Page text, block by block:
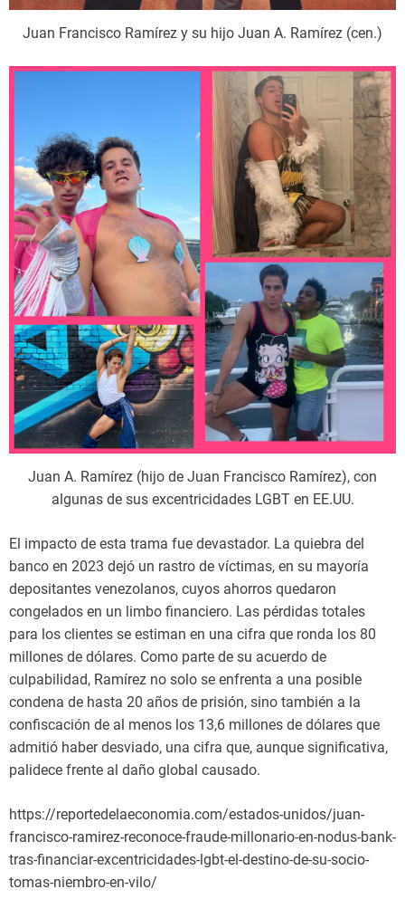
Juan Francisco Ramírez y su hijo Juan A. Ramírez (cen.)
Juan A. Ramírez (hijo de Juan Francisco Ramírez), con
algunas de sus excentricidades LGBT en EE.UU.
El impacto de esta trama fue devastador. La quiebra del
banco en 2023 dejó un rastro de víctimas, en su mayoría
depositantes venezolanos, cuyos ahorros quedaron
congelados en un limbo financiero. Las pérdidas totales
para los clientes se estiman en una cifra que ronda los 80
millones de dólares. Como parte de su acuerdo de
culpabilidad, Ramírez no solo se enfrenta a una posible
condena de hasta 20 años de prisión, sino también a la
confiscación de al menos los 13,6 millones de dólares que
admitió haber desviado, una cifra que, aunque significativa,
palidece frente al daño global causado.
https://reportedelaeconomia.com/estados-unidos/juan-
francisco-ramirez-reconoce-fraude-millonario-en-nodus-bank-
tras-financiar-excentricidades-lgbt-el-destino-de-su-socio-
tomas-niembro-en-vilo/